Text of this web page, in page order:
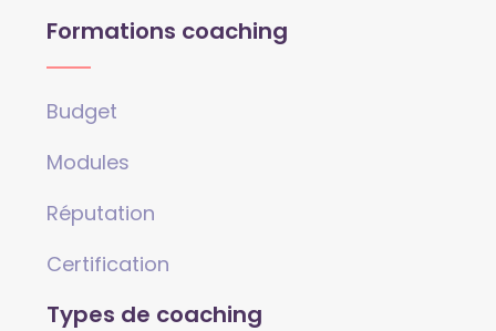
Formations coaching
Budget
Modules
Réputation
Certification
Types de coaching